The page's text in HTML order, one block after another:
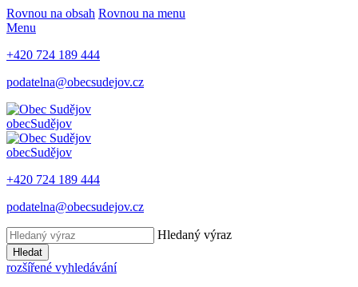
Rovnou na obsah Rovnou na menu
Menu
+420 724 189 444
podatelna@obecsudejov.cz
obecSudějov
obecSudějov
+420 724 189 444
podatelna@obecsudejov.cz
Hledaný výraz
Hledat
rozšířené vyhledávání